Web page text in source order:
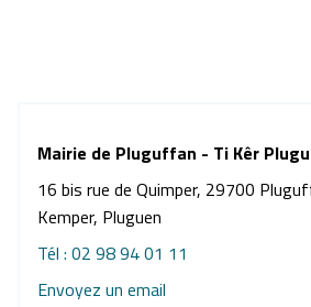
Mairie de Pluguffan - Ti Kêr
16 bis rue de Quimper, 29700
Kemper, Pluguen
Tél : 02 98 94 01 11
Envoyez un email